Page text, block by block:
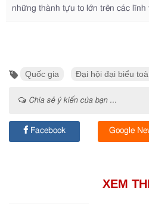
những thành tựu to lớn trên các lĩnh
Quốc gia Đại hội đại biểu
Chia sẻ ý kiến của bạn ...
Facebook Google
XEM